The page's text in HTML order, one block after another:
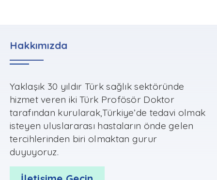
Hakkımızda
Yaklaşık 30 yıldır Türk sağlık sektöründe
hizmet veren iki Türk Profösör Doktor
tarafından kurularak,Türkiye’de tedavi olmak
isteyen uluslararası hastaların önde gelen
tercihlerinden biri olmaktan gurur
duyuyoruz.